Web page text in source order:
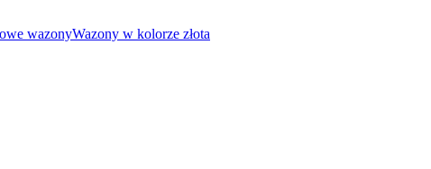
wazonyWazony w kolorze złota